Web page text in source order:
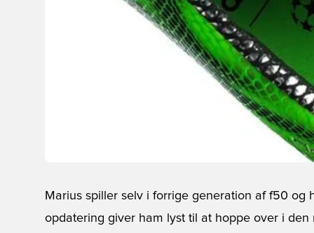
Marius spiller selv i forrige generation af f50
opdatering giver ham lyst til at hoppe over i den